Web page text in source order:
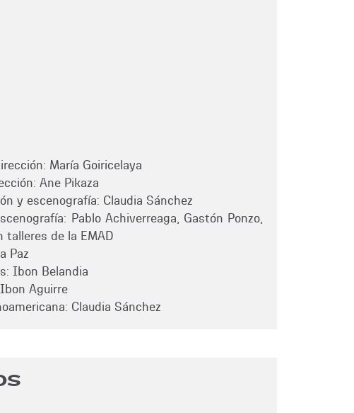
María Goiricelaya
Ane Pikaza
y escenografía: Claudia Sánchez
Pablo Achiverreaga, Gastón Ponzo,
talleres de la EMAD
Paz
Ibon Belandia
Aguirre
Claudia Sánchez